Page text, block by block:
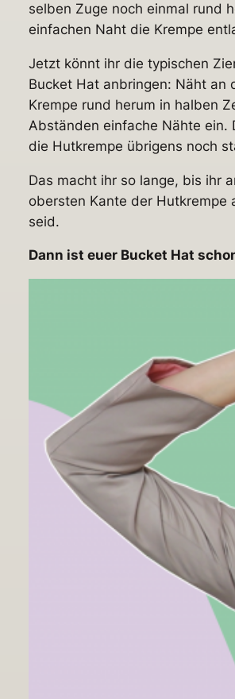
selben Zuge noch einmal rund
einfachen Naht die Krempe
Jetzt könnt ihr die typischen
Bucket Hat anbringen: Näht an
Krempe rund herum in halben
Abständen einfache Nähte ein.
die Hutkrempe übrigens noch
Das macht ihr so lange, bis ihr
obersten Kante der Hutkrempe
seid.
Dann ist euer Bucket Hat